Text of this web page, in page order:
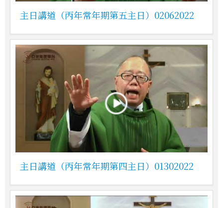
主日講道（丙年常年期第五主日）02062022
主日講道（丙年常年期第四主日）01302022